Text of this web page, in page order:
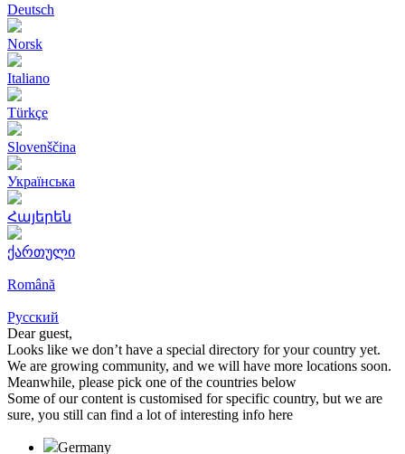
Deutsch
Norsk
Italiano
Türkçe
Slovenščina
Українська
Հայերեն
ქართული
Română
Русский
Dear guest,
Looks like we don’t have a special directory for your country yet.
We are growing community, and we will have more locations soon.
Meanwhile, please pick one of the countries below
Some of our content is customised for specific country, but we are
sure, you still can find a lot of interesting info here
Germany